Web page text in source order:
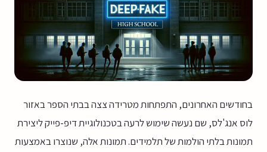
בחודשים האחרונים, התפתחות מטרידה צצה בבתי הספר באזור
לוס אנג'לס, שם נעשה שימוש לרעה בטכנולוגיית דיפ-פייק ליצירת
תמונות בלתי הולמות של תלמידים. תמונות אלה, שנוצרו באמצעות